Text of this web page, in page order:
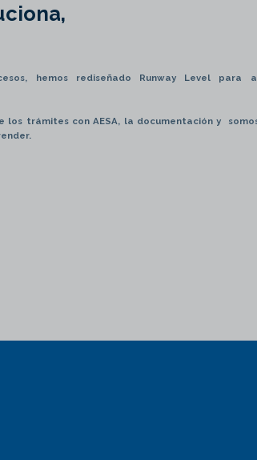
hemos rediseñado Runway Level para
trámites con AESA, la documentación y